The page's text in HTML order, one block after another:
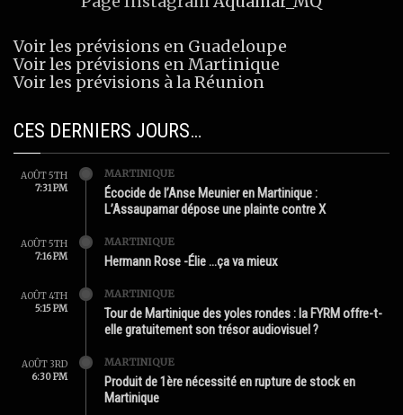
Voir les prévisions en Guadeloupe
Voir les prévisions en Martinique
Voir les prévisions à la Réunion
CES DERNIERS JOURS…
AOÛT 5TH
7:31 PM
MARTINIQUE
Écocide de l’Anse Meunier en Martinique :
L’Assaupamar dépose une plainte contre X
AOÛT 5TH
7:16 PM
MARTINIQUE
Hermann Rose -Élie …ça va mieux
AOÛT 4TH
5:15 PM
MARTINIQUE
Tour de Martinique des yoles rondes : la FYRM offre-t-
elle gratuitement son trésor audiovisuel ?
AOÛT 3RD
6:30 PM
MARTINIQUE
Produit de 1ère nécessité en rupture de stock en
Martinique